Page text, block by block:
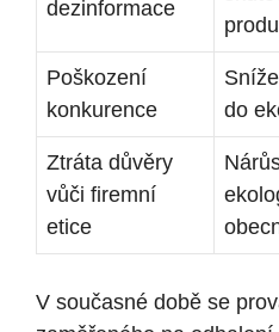
dezinformace
Poškození
konkurence
do
Ztráta důvěry
vůči firemní
etice
V současné době se